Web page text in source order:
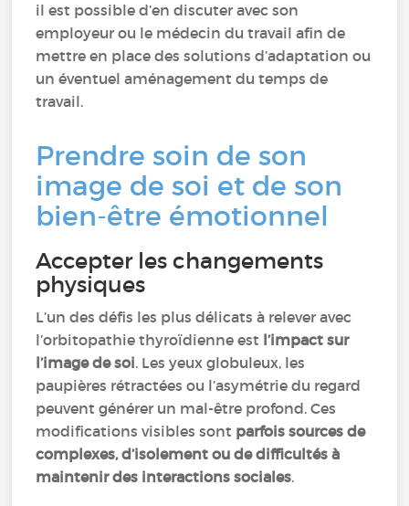
il est possible d’en discuter avec son
employeur ou le médecin du travail afin de
mettre en place des solutions d’adaptation ou
un éventuel aménagement du temps de
travail.
Prendre soin de son
image de soi et de son
bien-être émotionnel
Accepter les changements
physiques
L’un des défis les plus délicats à relever avec
l’orbitopathie thyroïdienne est l’impact sur
l’image de soi. Les yeux globuleux, les
paupières rétractées ou l’asymétrie du regard
peuvent générer un mal-être profond. Ces
modifications visibles sont parfois sources de
complexes, d’isolement ou de difficultés à
maintenir des interactions sociales.